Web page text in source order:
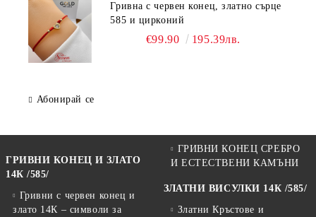
Гривна с червен конец, златно сърце
585 и цирконий
€99.90 195.39лв.
Абонирай се
ГРИВНИ КОНЕЦ И ЗЛАТО
14К /585/
Гривни с червен конец и
злато 14К – символи за
ГРИВНИ КОНЕЦ СРЕБРО
И ЕСТЕСТВЕНИ КАМЪНИ
ЗЛАТНИ ВИСУЛКИ 14К /585/
Златни Кръстове и